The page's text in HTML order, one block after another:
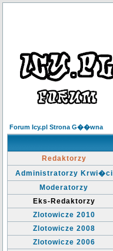
Forum Icy.pl Strona G��wna
Redaktorzy
Administratorzy Krwi�ci
Moderatorzy
Eks-Redaktorzy
Zlotowicze 2010
Zlotowicze 2008
Zlotowicze 2006